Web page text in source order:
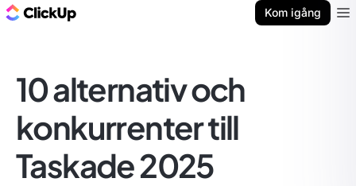
Kom igång
10 alternativ och
konkurrenter till
Taskade 2025